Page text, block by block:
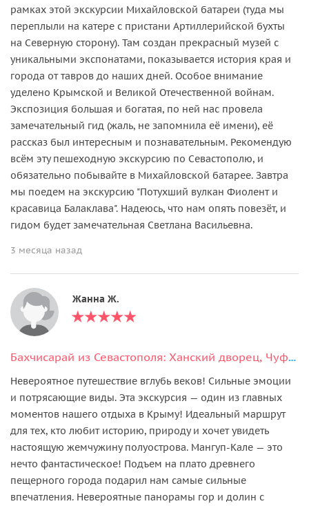
рамках этой экскурсии Михайловской батареи (туда мы
переплыли на катере с пристани Артиллерийской бухты
на Северную сторону). Там создан прекрасный музей с
уникальными экспонатами, показывается история края и
города от тавров до наших дней. Особое внимание
уделено Крымской и Великой Отечественной войнам.
Экспозиция большая и богатая, по ней нас провела
замечательный гид (жаль, не запомнила её имени), её
рассказ был интересным и познавательным. Рекомендую
всём эту пешеходную экскурсию по Севастополю, и
обязательно побывайте в Михайловской батарее. Завтра
мы поедем на экскурсию "Потухший вулкан Фиолент и
красавица Балаклава". Надеюсь, что нам опять повезёт, и
гидом будет замечательная Светлана Васильевна.
3 месяца назад
Жанна Ж.
Бахчисарай из Севастополя: Ханский дворец, Чуфут-Кале, Скальный монастырь.
Невероятное путешествие вглубь веков! Сильные эмоции
и потрясающие виды. Эта экскурсия — один из главных
моментов нашего отдыха в Крыму! Идеальный маршрут
для тех, кто любит историю, природу и хочет увидеть
настоящую жемчужину полуострова. Мангуп-Кале — это
нечто фантастическое! Подъем на плато древнего
пещерного города подарил нам самые сильные
впечатления. Невероятные панорамы гор и долин с